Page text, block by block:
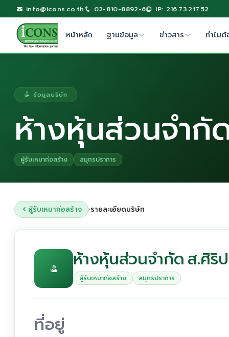
info@icons.co.th 02-810-8892-6 IP: 216.73.217.52
หน้าหลัก ฐานข้อมูล ข่าวสาร ทำไมต้
ข้อมูลบริษัท
ห้างหุ้นส่วนจำกั
ผู้รับเหมาก่อสร้าง สมุทรปราการ
ผู้รับเหมาก่อสร้าง ›รายละเอียดบริษัท
ห้างหุ้นส่วนจำกัด ส.ศิริ
ผู้รับเหมาก่อสร้าง สมุทรปราการ
ที่อยู่